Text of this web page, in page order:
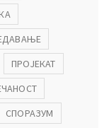
ПРОЈЕКАТ
СПОРАЗУМ